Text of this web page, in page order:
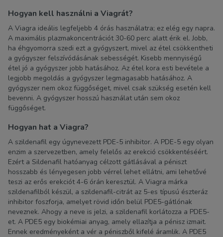
Hogyan kell használni a Viagrát?
A Viagra ideális legfeljebb 4 órás használatra; ez elég egy napra.
A maximális plazmakoncentrációt 30-60 perc alatt érik el. Jobb,
ha éhgyomorra szedi ezt a gyógyszert, mivel az étel csökkentheti
a gyógyszer felszívódásának sebességét. Kisebb mennyiségű
étel jó a gyógyszer jobb hatásához. Az étel kora esti bevétele a
legjobb megoldás a gyógyszer legmagasabb hatásához. A
gyógyszer nem okoz függőséget, mivel csak szükség esetén kell
bevenni. A gyógyszer hosszú használat után sem okoz
függőséget.
Hogyan hat a Viagra?
A szildenafil egy úgynevezett PDE-5 inhibitor. A PDE-5 egy olyan
enzim a szervezetben, amely felelős az erekció csökkentéséért.
Ezért a Sildenafil hatóanyag célzott gátlásával a péniszt
hosszabb és lényegesen jobb vérrel lehet ellátni, ami lehetővé
teszi az erős erekciót 4-6 órán keresztül. A Viagra márka
szildenafilból készül, a szildenafil-citrát az 5-es típusú észteráz
inhibitor foszforja, amelyet rövid időn belül PDE5-gátlónak
neveznek. Ahogy a neve is jelzi, a szildenafil korlátozza a PDE5-
et. A PDE5 egy biokémiai anyag, amely ellazítja a pénisz izmait.
Ennek eredményeként a vér a péniszből kifelé áramlik. A PDE5